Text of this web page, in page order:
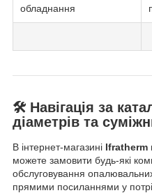
обладнання
🛠️ Навігація за
діаметрів та
В інтернет-магазині Ifratherm
можете замовити будь-які
обслуговування
прямими посиланнями у